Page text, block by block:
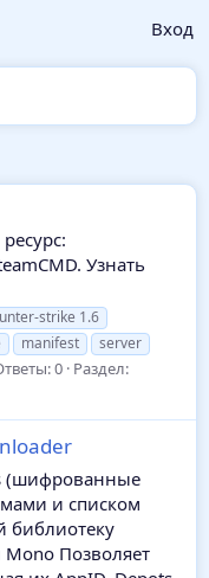
Вход
Узнать
strike 1.6
manifest
server
0 Раздел:
(шифрованные
и списком
библиотеку
Mono Позволяет